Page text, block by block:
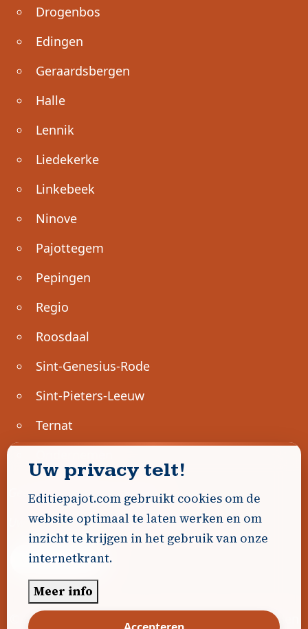
Drogenbos
Edingen
Geraardsbergen
Halle
Lennik
Liedekerke
Linkebeek
Ninove
Pajottegem
Pepingen
Regio
Roosdaal
Sint-Genesius-Rode
Sint-Pieters-Leeuw
Ternat
Geen advertenties gevonden.
Uw advertentie hier? Contacteer ons!
Word Partner!
© 2026 Editiepajot.com
Algemene voorwaarden
Uw privacy telt!
Editiepajot.com gebruikt cookies om de
website optimaal te laten werken en om
inzicht te krijgen in het gebruik van onze
internetkrant.
Meer info